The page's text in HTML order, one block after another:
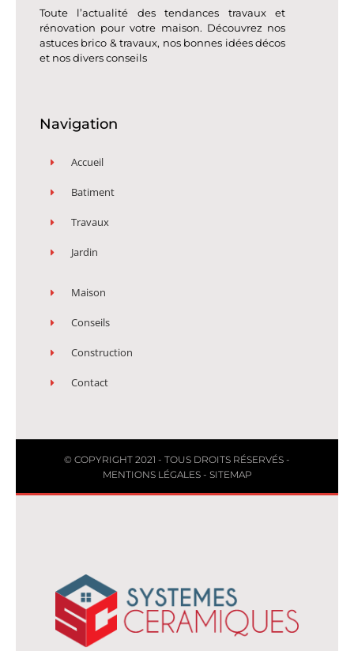
Toute l’actualité des tendances travaux et
rénovation pour votre maison. Découvrez nos
astuces brico & travaux, nos bonnes idées décos
et nos divers conseils
Navigation
Accueil
Batiment
Travaux
Jardin
Maison
Conseils
Construction
Contact
© COPYRIGHT 2021 - TOUS DROITS RÉSERVÉS -
MENTIONS LÉGALES- SITEMAP